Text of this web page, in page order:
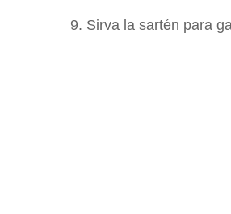
9. Sirva la sartén para